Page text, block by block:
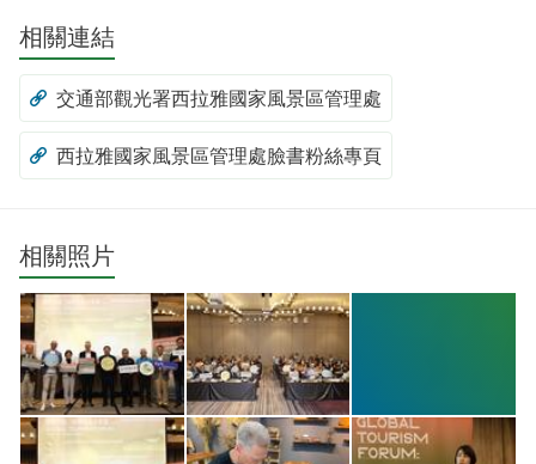
相關連結
交通部觀光署西拉雅國家風景區管理處
西拉雅國家風景區管理處臉書粉絲專頁
相關照片